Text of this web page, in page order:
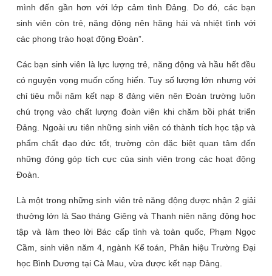
mình đến gần hơn với lớp cảm tình Đảng. Do đó, các bạn
sinh viên còn trẻ, năng động nên hăng hái và nhiệt tình với
các phong trào hoạt động Đoàn”.
Các bạn sinh viên là lực lượng trẻ, năng động và hầu hết đều
có nguyện vọng muốn cống hiến. Tuy số lượng lớn nhưng với
chỉ tiêu mỗi năm kết nạp 8 đảng viên nên Đoàn trường luôn
chú trọng vào chất lượng đoàn viên khi chăm bồi phát triển
Đảng. Ngoài ưu tiên những sinh viên có thành tích học tập và
phẩm chất đạo đức tốt, trường còn đặc biệt quan tâm đến
những đóng góp tích cực của sinh viên trong các hoạt động
Đoàn.
Là một trong những sinh viên trẻ năng động được nhận 2 giải
thưởng lớn là Sao tháng Giêng và Thanh niên năng động học
tập và làm theo lời Bác cấp tỉnh và toàn quốc, Phạm Ngọc
Cầm, sinh viên năm 4, ngành Kế toán, Phân hiệu Trường Đại
học Bình Dương tại Cà Mau, vừa được kết nạp Đảng.